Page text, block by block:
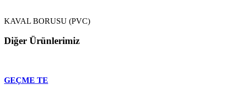
KAVAL BORUSU (PVC)
Diğer Ürünlerimiz
GEÇME TE